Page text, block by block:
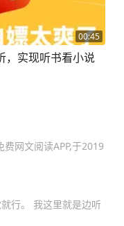
00:45
，实现听书看小说
网文阅读APP,于2019
行。 我这里就是边听